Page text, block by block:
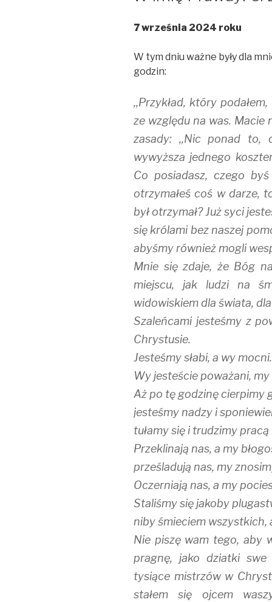
7 września 2024 roku
W tym dniu ważne były dla
godzin:
,,Przykład, który
ze względu na was. Macie
zasady: ,,Nic ponad to,
wywyższa jednego
Co posiadasz, czego
otrzymałeś coś w darze,
był otrzymał? Już syci
się królami bez naszej
abyśmy również mogli
Mnie się zdaje, że Bóg
miejscu, jak ludzi na
widowiskiem dla świata,
Szaleńcami jesteśmy z
Chrystusie.
Jesteśmy słabi, a wy mocni.
Wy jesteście poważani, my
Aż po tę godzinę cierpimy
jesteśmy nadzy i
tułamy się i trudzimy pracą
Przeklinają nas, a my
prześladują nas, my
Oczerniają nas, a my
Staliśmy się jakoby
niby śmieciem wszystkich,
Nie piszę wam tego, aby
pragnę, jako dziatki swe
tysiące mistrzów w
stałem się ojcem